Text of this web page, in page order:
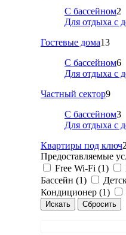
С бассейном2
Для отдыха с
Гостевые дома13
С бассейном6
Для отдыха с
Частный сектор9
С бассейном3
Для отдыха с
Квартиры под ключ2
Предоставляемые
Free Wi-Fi (1)
Бассейн (1)
Кондиционер (1)